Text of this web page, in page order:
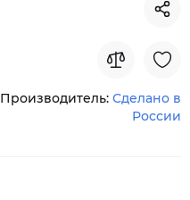
Производитель: Сделано в
России